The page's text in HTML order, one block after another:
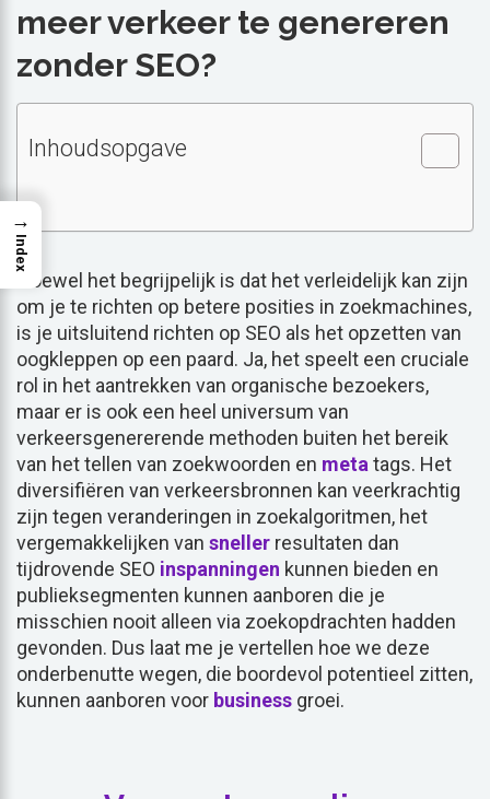
meer verkeer te genereren
zonder SEO?
Inhoudsopgave
Hoewel het begrijpelijk is dat het verleidelijk kan zijn
om je te richten op betere posities in zoekmachines,
is je uitsluitend richten op SEO als het opzetten van
oogkleppen op een paard. Ja, het speelt een cruciale
rol in het aantrekken van organische bezoekers,
maar er is ook een heel universum van
verkeersgenererende methoden buiten het bereik
van het tellen van zoekwoorden en meta tags. Het
diversifiëren van verkeersbronnen kan veerkrachtig
zijn tegen veranderingen in zoekalgoritmen, het
vergemakkelijken van sneller resultaten dan
tijdrovende SEO inspanningen kunnen bieden en
publieksegmenten kunnen aanboren die je
misschien nooit alleen via zoekopdrachten hadden
gevonden. Dus laat me je vertellen hoe we deze
onderbenutte wegen, die boordevol potentieel zitten,
kunnen aanboren voor business groei.
→
Index